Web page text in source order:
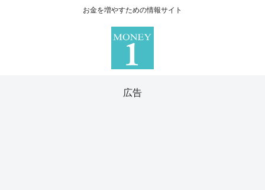
お金を増やすための情報サイト
広告